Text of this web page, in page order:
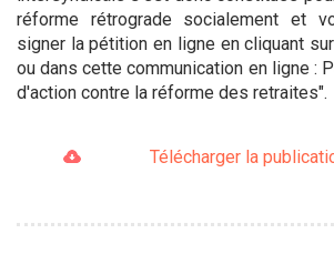
réforme rétrograde socialement et
signer la pétition en ligne en cliquant
ou dans cette communication en ligne :
d'action contre la réforme des retraites".
Télécharger la